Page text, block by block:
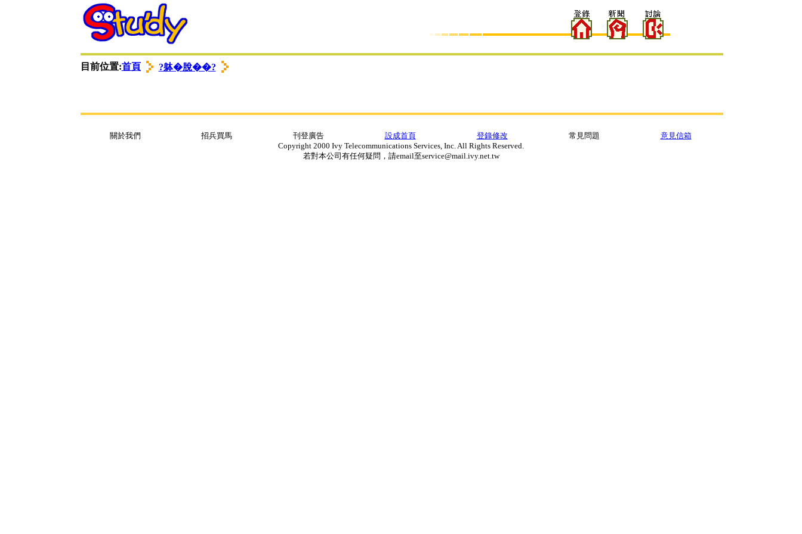
衭ロ蟈諉ㄩ゜苤翌゜苤翌
目前位置:首頁 ?躰�脫��?
關於我們 招兵買馬 刊登廣告 設成首頁 登錄修改 常見問題
意見信箱
Copyright 2000 Ivy Telecommunications Services, Inc. All Rights Reserved.
若對本公司有任何疑問，請email至service@mail.ivy.net.tw